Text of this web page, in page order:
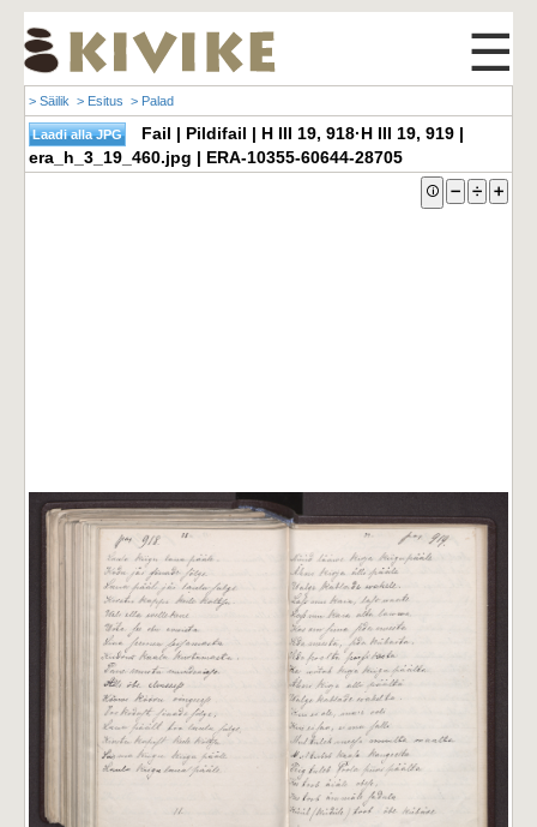
☰
> Säilik > Esitus > Palad
Fail | Pildifail | H III 19, 918·H III 19, 919 |
era_h_3_19_460.jpg | ERA-10355-60644-28705